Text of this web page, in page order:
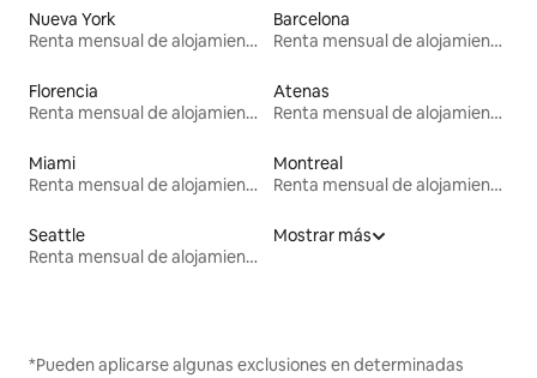
Nueva York
Renta mensual de alojamientos
Barcelona
Renta mensual de alojamientos
Florencia
Renta mensual de alojamientos
Atenas
Renta mensual de alojamientos
Miami
Renta mensual de alojamientos
Montreal
Renta mensual de alojamientos
Seattle
Renta mensual de alojamientos
Mostrar más
*Pueden aplicarse algunas exclusiones en determinadas